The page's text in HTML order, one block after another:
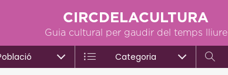
CIRCDELACULTURA
Guia cultural per gaudir del temps lliure
Categoria